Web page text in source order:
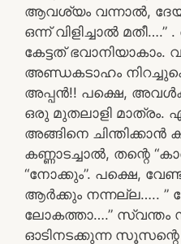
ആവശ്യം വന്നാൽ,
ഒന്ന് വിളിച്ചാൽ
കേട്ടത് ഭവാനിയാകാം.
അണ്ഡകടാഹം
അപ്പൻ!! പക്ഷെ,
ഒരു മുതലാളി മാത്രം.
അങ്ങിനെ ചിന്തിക്കാൻ
കണ്ണാടച്ചാൽ, തന്റെ
“നോക്കും”. പക്ഷെ,
ആർക്കും നന്നല്ല….. ”
ലോകത്താ….” സ്വന്തം
ഓടിനടക്കുന്ന സൂസന്റെ